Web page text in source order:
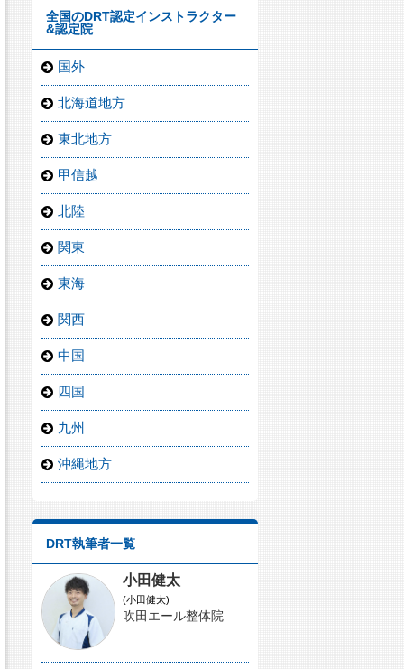
全国のDRT認定インストラクター
&認定院
国外
北海道地方
東北地方
甲信越
北陸
関東
東海
関西
中国
四国
九州
沖縄地方
DRT執筆者一覧
小田健太
(小田健太)
吹田エール整体院